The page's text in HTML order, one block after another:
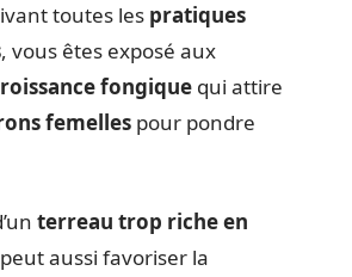
toutes les pratiques
, vous êtes exposé aux
fongique qui attire
femelles pour pondre
terreau trop riche en
peut aussi favoriser la